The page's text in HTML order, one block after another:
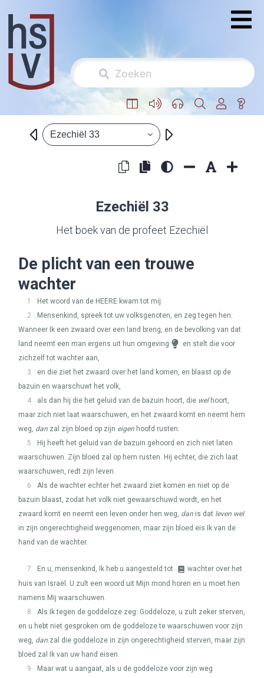
Ezechiël 33
Ezechiël 33
Het boek van de profeet Ezechiël
De plicht van een trouwe
wachter
1 Het woord van de HEERE kwam tot mij:
2
Mensenkind, spreek tot uw volksgenoten, en zeg tegen hen:
Wanneer Ik een zwaard over een land breng, en de bevolking van dat
land neemt een man ergens uit hun omgeving
en stelt die voor
zichzelf tot wachter aan,
3
en die ziet het zwaard over het land komen, en blaast op de
bazuin en waarschuwt het volk,
4
als dan hij die het geluid van de bazuin hoort, die welhoort,
maar zich niet laat waarschuwen, en het zwaard komt en neemt hem
weg, dan zal zijn bloed op zijn eigen hoofd rusten.
5
Hij heeft het geluid van de bazuin gehoord en zich niet laten
waarschuwen. Zijn bloed zal op hem rusten. Hij echter, die zich laat
waarschuwen, redt zijn leven.
6
Als de wachter echter het zwaard ziet komen en niet op de
bazuin blaast, zodat het volk niet gewaarschuwd wordt, en het
zwaard komt en neemt een leven onder hen weg, dan is dat leven wel
in zijn ongerechtigheid weggenomen, maar zijn bloed eis Ik van de
hand van de wachter.
7 En u, mensenkind, Ik heb u aangesteld tot
wachter over het
huis van Israël. U zult een woord uit Mijn mond horen en u moet hen
namens Mij waarschuwen.
8
Als Ik tegen de goddeloze zeg: Goddeloze, u zult zeker sterven,
en u hebt niet gesproken om de goddeloze te waarschuwen voor zijn
weg, dan zal die goddeloze in zijn ongerechtigheid sterven, maar zijn
bloed zal Ik van uw hand eisen.
9
Maar wat u aangaat, als u de goddeloze voor zijn weg